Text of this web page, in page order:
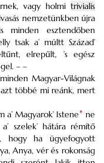
vagy holmi trivialis
nemzetünkben újra
esztendőben
tsak a’ múltt Század’
elrepűlt, ’s egész
– –
Magyar-Világnak
többé mi reánk, mert
a’ Magyarok’ Istene* ne
szelek’ hátára rémítő
hogy ha ügyefogyott
Anya, vér és rokonság